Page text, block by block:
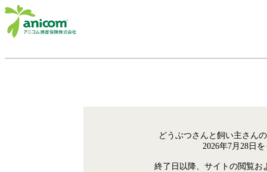
どうぶつさんと飼い主さん
2026年7月28日
終了日以降、サイトの閲覧お